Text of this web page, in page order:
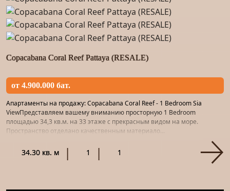
Copacabana Coral Reef Pattaya (RESALE)
от 4.900.000 бат.
Апартаменты на продажу: Copacabana Coral Reef - 1 Bedroom Sia
ViewПредставляем вашему вниманию просторную 1 Bedroom
площадью 34,3 кв.м. на 33 этаже с прекрасным видом на море.
Пространство отделано качественным материало...
34.30 кв. м 1 1